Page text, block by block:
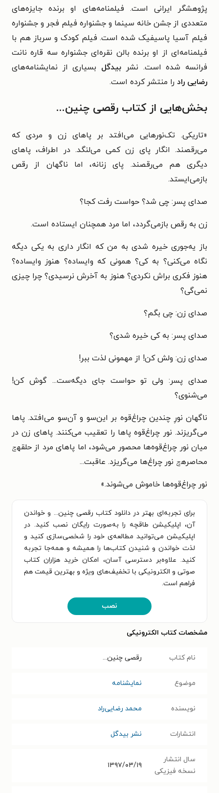
پژوهشگر ایرانی است. فیلمنامه‌های او برنده جایزه‌های
متعددی از جشن خانه سینما و جشنواره فیلم فجر و جشنواره
فیلم آسیا پاسیفیک شده است. فیلم کودک و سرباز هم با
فیلمنامه‌ای از او برنده بالن نقره‌ای جشنواره سه قاره نانت
فرانسه شده است. نشر بیدگل بسیاری از نمایشنامه‌های
رضایی راد را منتشر کرده است.
بخش‌هایی از کتاب رقصی چنین...
«تاریکی. تک‌نورهایی می‌افتد بر پاهای زن و مردی که
می‌رقصند. انگار پای زن کمی می‌لنگد. در اطراف، پاهای
دیگری هم می‌رقصند. پای زنانه، اما ناگهان از رقص
بازمی‌ایستد.
صدای پسر: چی شد؟ حواست رفت کجا؟
زن به رقص بازمی‌گردد، اما مرد همچنان ایستاده است.
باز یه‌جوری خیره شدی به من که انگار داری به یکی دیگه
نگاه می‌کنی؟ به کی؟ همونی که وایساده؟ هنوز وایساده؟
هنوز فکری براش نکردی؟ هنوز به آخرش نرسیدی؟ چرا چیزی
نمی‌گی؟
صدای زن: چی بگم؟
صدای پسر: به کی خیره شدی؟
صدای زن: ولش کن! از مهمونی لذت ببر!
صدای پسر: ولی تو حواست جای دیگه‌ست... گوش کن!
می‌شنوی؟
ناگهان نورِ چندین چراغ‌قوه بر این‌سو و آن‌سو می‌افتد. پاها
می‌گریزند. نور چراغ‌قوه پاها را تعقیب می‌کنند. پاهای زن در
میان نور چراغ‌قوه‌ها محصور می‌شود، اما پاهای مرد از حلقهݘ
محاصرهݘ نور چراغ‌ها می‌گریزد. عاقبت...
نور چراغ‌قوه‌ها خاموش می‌شوند.»
برای تجربه‌ای بهتر در دانلود کتاب رقصی چنین... و خواندن
آن، اپلیکیشن طاقچه را به‌صورت رایگان نصب کنید. در
اپلیکیشن می‌توانید مطالعه‌ی خود را شخصی‌سازی کنید و
لذت خواندن و شنیدن کتاب‌ها را همیشه و همه‌جا تجربه
کنید. علاوه‌بر دسترسی آسان، امکان خرید هزاران کتاب
صوتی و الکترونیکی با تخفیف‌های ویژه و بهترین قیمت هم
فراهم است.
نصب
مشخصات کتاب الکترونیکی
نام کتاب رقصی چنین...
موضوع نمایشنامه
نویسنده محمد رضایی‌راد
انتشارات نشر بیدگل
سال انتشار
نسخه فیزیکی
۱۳۹۷/۰۳/۱۹